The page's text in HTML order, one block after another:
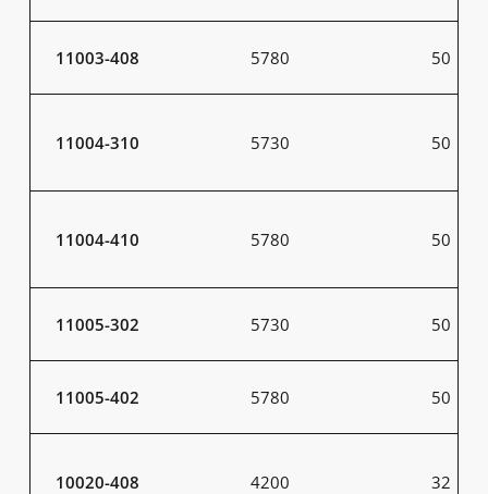
11003-408 5780 50
11004-310 5730 50
11004-410 5780 50
11005-302 5730 50
11005-402 5780 50
10020-408 4200 32